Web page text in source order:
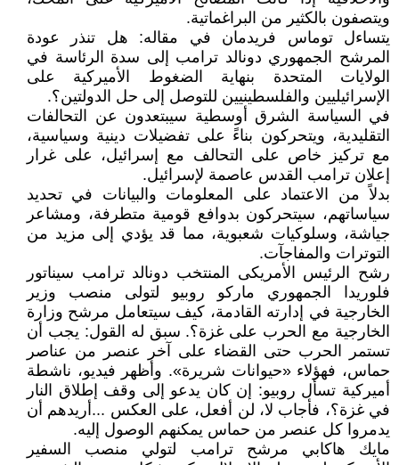
ويتصفون بالكثير من البراغماتية.
يتساءل توماس فريدمان في مقاله: هل تنذر عودة
المرشح الجمهوري دونالد ترامب إلى سدة الرئاسة في
الولايات المتحدة بنهاية الضغوط الأميركية على
الإسرائيليين والفلسطينيين للتوصل إلى حل الدولتين؟.
في السياسة الشرق أوسطية سيبتعدون عن التحالفات
التقليدية، ويتحركون بناءً على تفضيلات دينية وسياسية،
مع تركيز خاص على التحالف مع إسرائيل، على غرار
إعلان ترامب القدس عاصمة لإسرائيل.
بدلاً من الاعتماد على المعلومات والبيانات في تحديد
سياساتهم، سيتحركون بدوافع قومية متطرفة، ومشاعر
جياشة، وسلوكيات شعبوية، مما قد يؤدي إلى مزيد من
التوترات والمفاجآت.
رشح الرئيس الأمريكى المنتخب دونالد ترامب سيناتور
فلوريدا الجمهوري ماركو روبيو لتولى منصب وزير
الخارجية في إدارته القادمة، كيف سيتعامل مرشح وزارة
الخارجية مع الحرب على غزة؟. سبق له القول: يجب أن
تستمر الحرب حتى القضاء على آخر عنصر من عناصر
حماس، فهؤلاء «حيوانات شريرة». وأظهر فيديو، ناشطة
أميركية تسأل روبيو: إن كان يدعو إلى وقف إطلاق النار
في غزة؟، فأجاب لا، لن أفعل، على العكس ...أريدهم أن
يدمروا كل عنصر من حماس يمكنهم الوصول إليه.
مايك هاكابي مرشح ترامب لتولي منصب السفير